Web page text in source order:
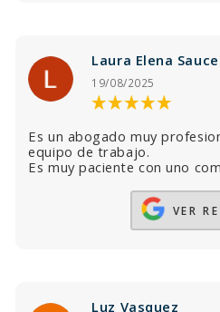
Laura Elena
19/08/2025
Es un abogado muy
equipo de trabajo.
Es muy paciente con uno
las cosas, es honesto y
conocimientos ganamos🙏
Lo volvería a elegir?? Siii,
pongo mi confianza en él y
VER
Luz Vasquez